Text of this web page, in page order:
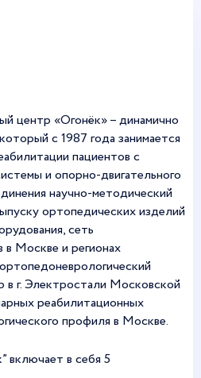
центр «Огонёк» – динамично
с 1987 года занимается
пациентов с
и опорно-двигательного
научно-методический
ортопедических изделий
сеть
Москве и регионах
в г. Электростали Московской
реабилитационных
профиля в Москве.
включает в себя 5